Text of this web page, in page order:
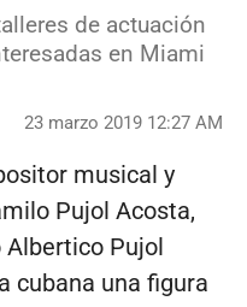
de actuación
en Miami
23 marzo 2019 12:27 AM
musical y
Pujol Acosta,
Albertico Pujol
cubana una figura